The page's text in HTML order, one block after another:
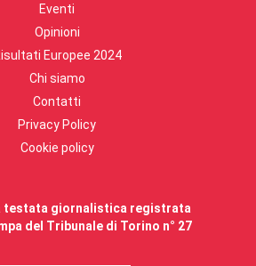
Eventi
Opinioni
Europee 2024
Chi siamo
Contatti
Privacy Policy
Cookie policy
testata giornalistica registrata
del Tribunale di Torino n° 27